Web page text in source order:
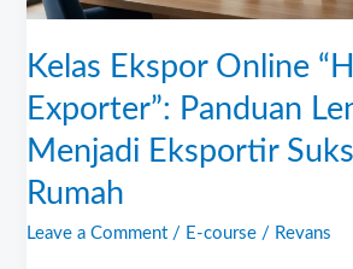
Kelas Ekspor Online
Exporter”: Panduan
Menjadi Eksportir
Rumah
Leave a Comment / E-course / Revans
Lengkap
Menjadi
Sukses
dari
Rumah